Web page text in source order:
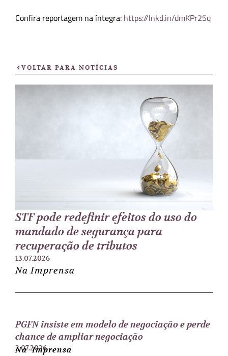
Confira reportagem na íntegra: https://lnkd.in/dmKPr25q
VOLTAR PARA NOTÍCIAS
STF pode redefinir efeitos do uso do
mandado de segurança para
recuperação de tributos
13.07.2026
Na Imprensa
PGFN insiste em modelo de negociação e perde
chance de ampliar negociação
2.07.2026
Na Imprensa